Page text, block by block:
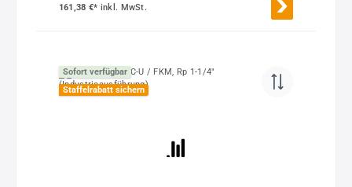
161,38 €* inkl. MwSt.
Sofort verfügbar
Staffelrabatt sichern